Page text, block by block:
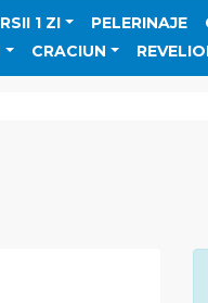
1 ZI PELERINAJE
CRACIUN